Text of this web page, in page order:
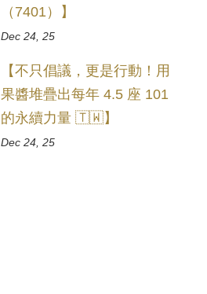
（7401）】
Dec 24, 25
【不只倡議，更是行動！用
果醬堆疊出每年 4.5 座 101
的永續力量 🇹🇼】
Dec 24, 25